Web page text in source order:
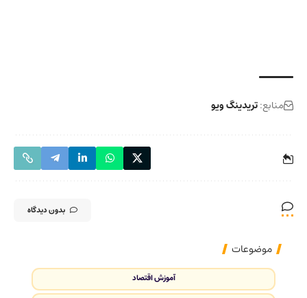
منابع:تریدینگ ویو
بدون دیدگاه
موضوعات
آموزش اقتصاد